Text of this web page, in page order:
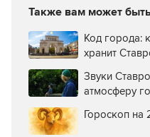
Также вам может
Код города:
хранит
Звуки
атмосферу
Гороскоп на